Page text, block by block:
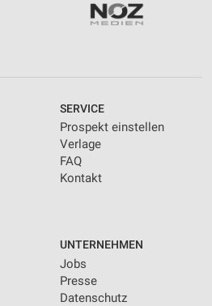
SERVICE
Prospekt einstellen
Verlage
FAQ
Kontakt
UNTERNEHMEN
Jobs
Presse
Datenschutz